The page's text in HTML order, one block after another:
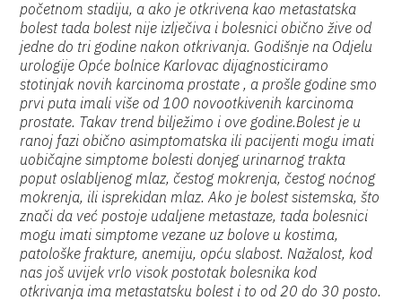
početnom stadiju, a ako je otkrivena kao metastatska
bolest tada bolest nije izlječiva i bolesnici obično žive od
jedne do tri godine nakon otkrivanja. Godišnje na Odjelu
urologije Opće bolnice Karlovac dijagnosticiramo
stotinjak novih karcinoma prostate , a prošle godine smo
prvi puta imali više od 100 novootkivenih karcinoma
prostate. Takav trend bilježimo i ove godine.Bolest je u
ranoj fazi obično asimptomatska ili pacijenti mogu imati
uobičajne simptome bolesti donjeg urinarnog trakta
poput oslabljenog mlaz, čestog mokrenja, čestog noćnog
mokrenja, ili isprekidan mlaz. Ako je bolest sistemska, što
znači da već postoje udaljene metastaze, tada bolesnici
mogu imati simptome vezane uz bolove u kostima,
patološke frakture, anemiju, opću slabost. Nažalost, kod
nas još uvijek vrlo visok postotak bolesnika kod
otkrivanja ima metastatsku bolest i to od 20 do 30 posto.